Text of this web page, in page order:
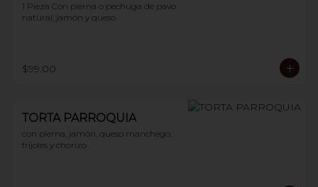
1 Pieza Con pierna o pechuga de pavo
natural, jamón y queso
$99.00
TORTA PARROQUIA
con pierna, jamón, queso manchego,
frijoles y chorizo .